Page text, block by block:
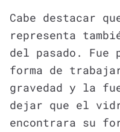
Cabe destacar
representa
del pasado. Fue
forma de
gravedad y la
dejar que el
encontrara su